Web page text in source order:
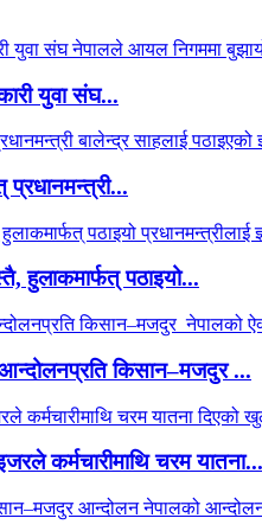
युवा संघ...
हुलाकमार्फत् पठाइयो...
आन्दोलनप्रति किसान–मजदुर ...
कर्मचारीमाथि चरम यातना...